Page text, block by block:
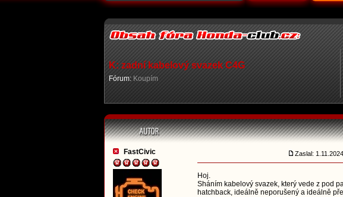
K: zadní kabelový svazek C4G
Fórum: Koupím
FastCivic Zaslal:
Hoj.
Sháním kabelový svazek, který vede z pod
hatchback, ideálně neporušený a ideálně